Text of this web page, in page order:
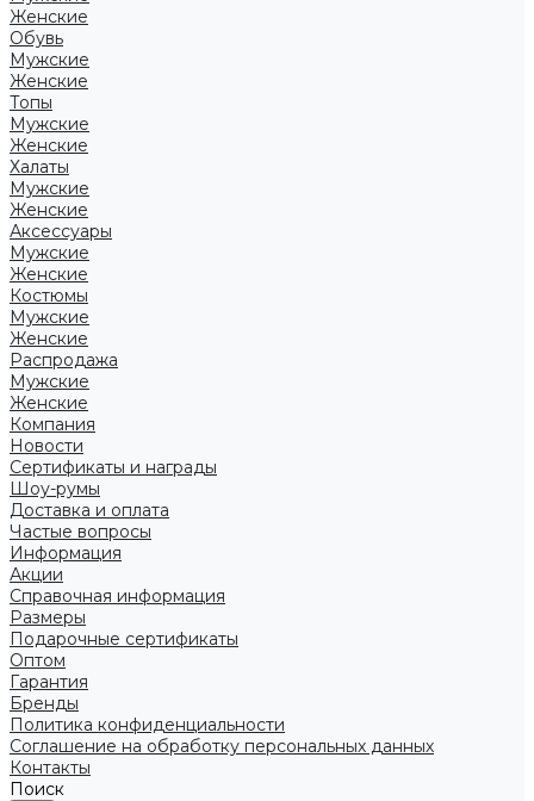
Женские
Обувь
Мужские
Женские
Топы
Мужские
Женские
Халаты
Мужские
Женские
Аксессуары
Мужские
Женские
Костюмы
Мужские
Женские
Распродажа
Мужские
Женские
Компания
Новости
Сертификаты и награды
Шоу-румы
Доставка и оплата
Частые вопросы
Информация
Акции
Справочная информация
Размеры
Подарочные сертификаты
Оптом
Гарантия
Бренды
Политика конфиденциальности
Соглашение на обработку персональных данных
Контакты
Поиск